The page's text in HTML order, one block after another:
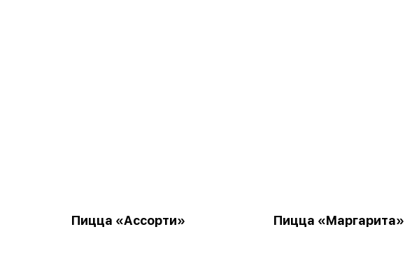
Пицца «Ассорти» Пицца «Маргарита»